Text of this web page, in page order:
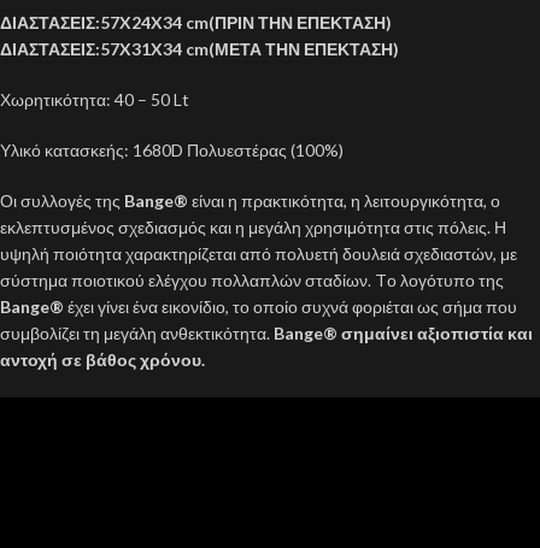
ΔΙΑΣΤΑΣΕΙΣ:57X24X34 cm(ΠΡΙΝ ΤΗΝ ΕΠΕΚΤΑΣΗ)
ΔΙΑΣΤΑΣΕΙΣ:57X31X34 cm(ΜΕΤΑ ΤΗΝ ΕΠΕΚΤΑΣΗ)
Χωρητικότητα: 40 – 50 Lt
Υλικό κατασκεής: 1680D Πολυεστέρας (100%)
Οι συλλογές της Bange® είναι η πρακτικότητα, η λειτουργικότητα, ο
εκλεπτυσμένος σχεδιασμός και η μεγάλη χρησιμότητα στις πόλεις. Η
υψηλή ποιότητα χαρακτηρίζεται από πολυετή δουλειά σχεδιαστών, με
σύστημα ποιοτικού ελέγχου πολλαπλών σταδίων. Tο λογότυπο της
Bange® έχει γίνει ένα εικονίδιο, το οποίο συχνά φοριέται ως σήμα που
συμβολίζει τη μεγάλη ανθεκτικότητα. Bange® σημαίνει αξιοπιστία και
αντοχή σε βάθος χρόνου.